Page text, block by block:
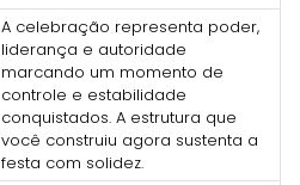
A celebração representa poder,
liderança e autoridade
marcando um momento de
controle e estabilidade
conquistados. A estrutura que
você construiu agora sustenta a
festa com solidez.